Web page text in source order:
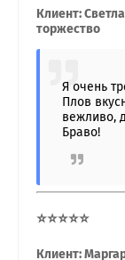
Клиент:
торжество
Я очень
Плов
вежливо,
Браво!
⭐⭐⭐⭐⭐
Клиент: